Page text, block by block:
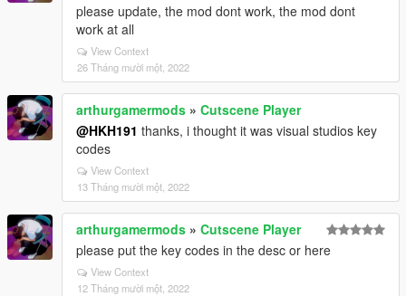
please update, the mod dont work, the mod dont
work at all
View Context
26 Tháng mười một, 2022
arthurgamermods » Cutscene Player
@HKH191 thanks, i thought it was visual studios key
codes
View Context
13 Tháng mười một, 2022
arthurgamermods » Cutscene Player
please put the key codes in the desc or here
View Context
12 Tháng mười một, 2022